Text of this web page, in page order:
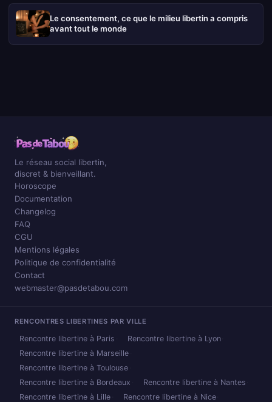
Le consentement, ce que le milieu libertin a compris
avant tout le monde
Le réseau social libertin,
discret & bienveillant.
Horoscope
Documentation
Changelog
FAQ
CGU
Mentions légales
Politique de confidentialité
Contact
webmaster@pasdetabou.com
RENCONTRES LIBERTINES PAR VILLE
Rencontre libertine à Paris
Rencontre libertine à Lyon
Rencontre libertine à Marseille
Rencontre libertine à Toulouse
Rencontre libertine à Bordeaux
Rencontre libertine à Nantes
Rencontre libertine à Lille
Rencontre libertine à Nice